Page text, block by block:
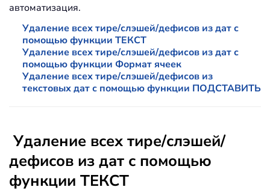
автоматизация.
Удаление всех тире/слэшей/дефисов из дат с
помощью функции ТЕКСТ
Удаление всех тире/слэшей/дефисов из дат с
помощью функции Формат ячеек
Удаление всех тире/слэшей/дефисов из
текстовых дат с помощью функции ПОДСТАВИТЬ
Удаление всех тире/слэшей/
дефисов из дат с помощью
функции ТЕКСТ